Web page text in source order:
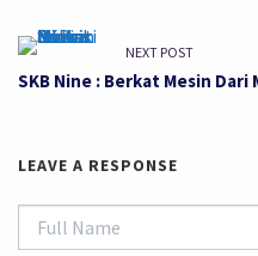
NEXT POST
SKB Nine : Berkat Mesin Dari
LEAVE A RESPONSE